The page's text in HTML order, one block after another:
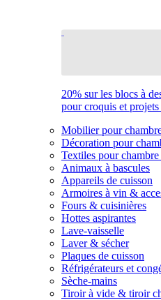
20% sur les blocs à
pour croquis et
Mobilier pour
Décoration pour
Textiles pour chambre
Animaux à bascules
Appareils de cuisson
Armoires à vin &
Fours & cuisinières
Hottes aspirantes
Lave-vaisselle
Laver & sécher
Plaques de cuisson
Réfrigérateurs et
Sèche-mains
Tiroir à vide & tiroir